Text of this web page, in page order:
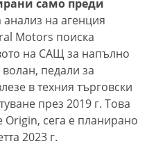
само преди
анализ на агенция
Motors поиска
на САЩ за напълно
педали за
в техния търговски
през 2019 г. Това
Origin, сега е планирано
2023 г.